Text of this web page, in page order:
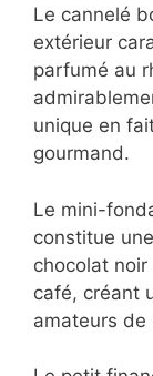
touche
palais entre
entre
meringue
intéressante.
extérieur
parfumé au
unique en
gourmand.
Le mini-